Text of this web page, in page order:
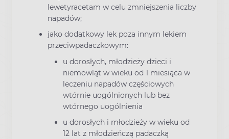
lewetyracetam w celu zmniejszenia liczby
napadów;
jako dodatkowy lek poza innym lekiem
przeciwpadaczkowym:
u dorosłych, młodzieży dzieci i
niemowląt w wieku od 1 miesiąca w
leczeniu napadów częściowych
wtórnie uogólnionych lub bez
wtórnego uogólnienia
u dorosłych i młodzieży w wieku od
12 lat z młodzieńczą padaczką